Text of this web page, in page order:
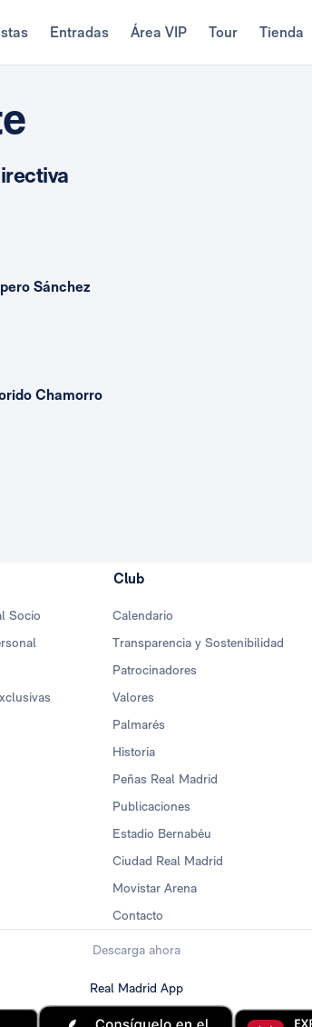
Entradas Área VIP Tour Tienda
Sánchez
Chamorro
Socio
Club
Calendario
Transparencia y Sostenibilidad
Patrocinadores
Valores
Palmarés
Historia
Peñas Real Madrid
Publicaciones
Estadio Bernabéu
Ciudad Real Madrid
Movistar Arena
Contacto
Descarga ahora
Real Madrid App